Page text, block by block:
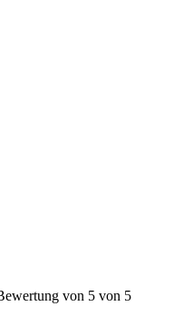
von 5 von 5